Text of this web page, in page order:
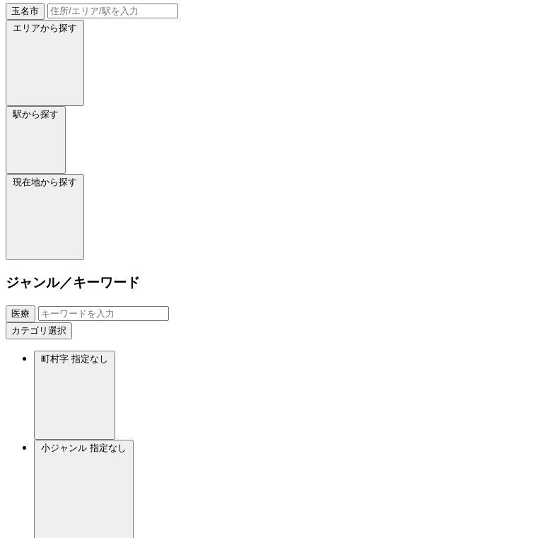
玉名市
エリアから探す
駅から探す
現在地から探す
ジャンル／キーワード
医療
カテゴリ選択
町村字 指定なし
小ジャンル 指定なし